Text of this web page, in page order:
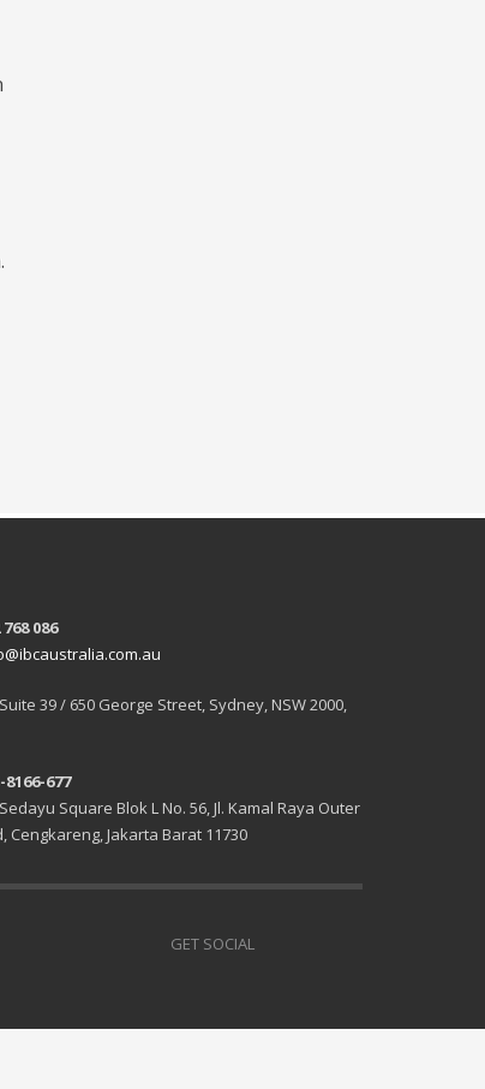
086
39 / 650 George Street, Sydney, NSW 2000,
8166-677
Square Blok L No. 56, Jl. Kamal Raya Outer
Cengkareng, Jakarta Barat 11730
GET SOCIAL